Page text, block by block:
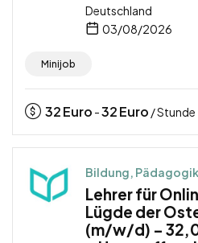
Deutschland
03/08/2026
Minijob
32Euro -32Euro / Stunde
Bildung, Pädagogik
Lehrer für
Lügde der
(m/w/d) –